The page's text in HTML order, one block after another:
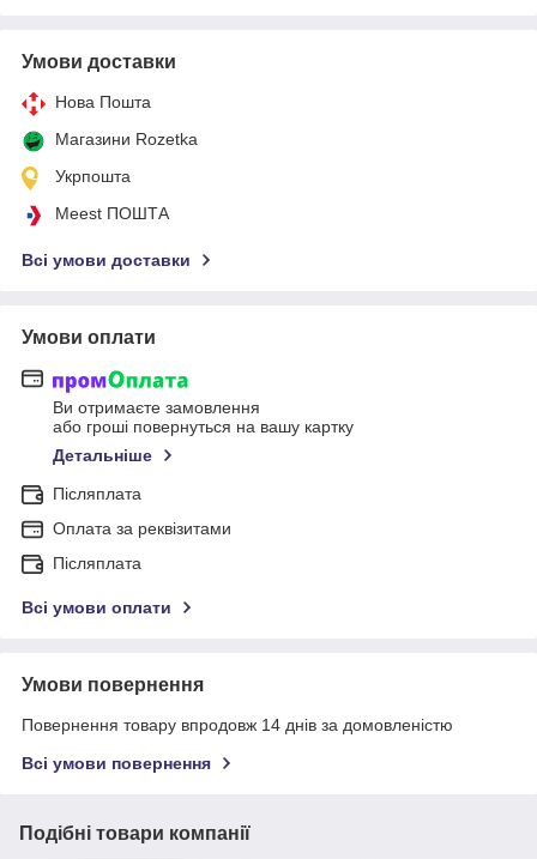
Умови доставки
Нова Пошта
Магазини Rozetka
Укрпошта
Meest ПОШТА
Всі умови доставки
Умови оплати
Ви отримаєте замовлення
або гроші повернуться на вашу картку
Детальніше
Післяплата
Оплата за реквізитами
Післяплата
Всі умови оплати
Умови повернення
Повернення товару впродовж 14 днів за домовленістю
Всі умови повернення
Подібні товари компанії